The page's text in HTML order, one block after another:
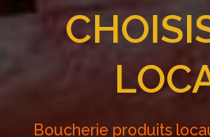
Boucherie produits